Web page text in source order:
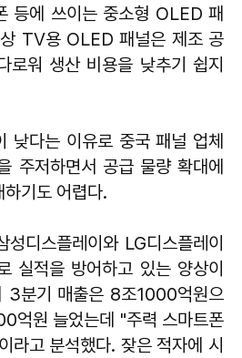
등에 쓰이는 중소형 OLED 패
TV용 OLED 패널은 제조 공
로워 생산 비용을 낮추기 쉽지
낮다는 이유로 중국 패널 업체
주저하면서 공급 물량 확대에
기도 어렵다.
디스플레이와 LG디스플레이
실적을 방어하고 있는 양상이
3분기 매출은 8조1000억원으
억원 늘었는데 "주력 스마트폰
라고 분석했다. 잦은 적자에 시